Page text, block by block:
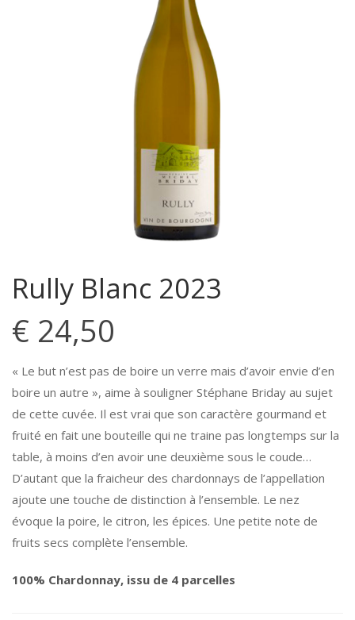
Rully Blanc 2023
€ 24,50
« Le but n’est pas de boire un verre mais d’avoir envie d’en
boire un autre », aime à souligner Stéphane Briday au sujet
de cette cuvée. Il est vrai que son caractère gourmand et
fruité en fait une bouteille qui ne traine pas longtemps sur la
table, à moins d’en avoir une deuxième sous le coude…
D’autant que la fraicheur des chardonnays de l’appellation
ajoute une touche de distinction à l’ensemble. Le nez
évoque la poire, le citron, les épices. Une petite note de
fruits secs complète l’ensemble.
100% Chardonnay, issu de 4 parcelles